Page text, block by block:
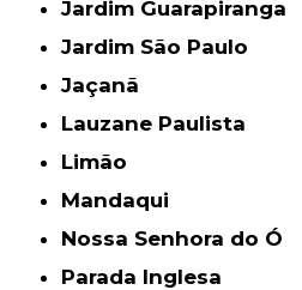
Jardim Guarapiranga
Jardim São Paulo
Jaçanã
Lauzane Paulista
Limão
Mandaqui
Nossa Senhora do Ó
Parada Inglesa